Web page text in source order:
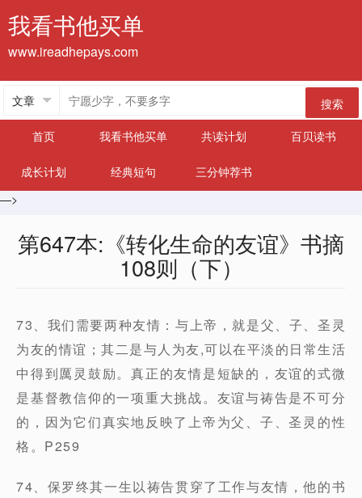
我看书他买单
www.ireadhepays.com
搜索
首页
我看书他买单 共读计划 百贝读书
成长计划 经典短句
三分钟荐书
—>
第647本:《转化生命的友谊》书摘
108则（下）
73、我们需要两种友情：与上帝，就是父、子、圣灵
为友的情谊；其二是与人为友,可以在平淡的日常生活
中得到厲灵鼓励。真正的友情是短缺的，友谊的式微
是基督教信仰的一项重大挑战。友谊与祷告是不可分
的，因为它们真实地反映了上帝为父、子、圣灵的性
格。P259
74、保罗终其一生以祷告贯穿了工作与友情，他的书